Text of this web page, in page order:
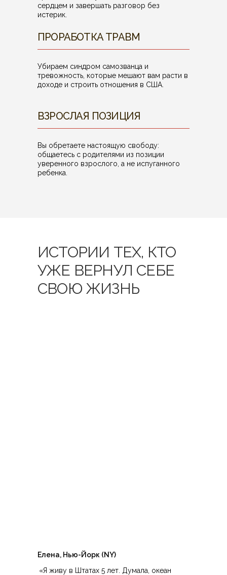
сердцем и завершать разговор без
истерик.
ПРОРАБОТКА ТРАВМ
Убираем синдром самозванца и
тревожность, которые мешают вам расти в
доходе и строить отношения в США.
ВЗРОСЛАЯ ПОЗИЦИЯ
Вы обретаете настоящую свободу:
общаетесь с родителями из позиции
уверенного взрослого, а не испуганного
ребенка.
«Я живу в Штатах 5 лет. Думала, океан
ИСТОРИИ ТЕХ, КТО
УЖЕ ВЕРНУЛ СЕБЕ
СВОЮ ЖИЗНЬ
Елена, Нью-Йорк (NY)